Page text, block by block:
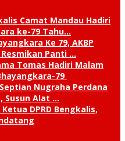
Camat Mandau Hadiri
ke-79 Tahu…
Ke 79, AKBP
Resmikan Panti …
Tomas Hadiri Malam
79
Nugraha Perdana
Susun Alat …
DPRD Bengkalis,